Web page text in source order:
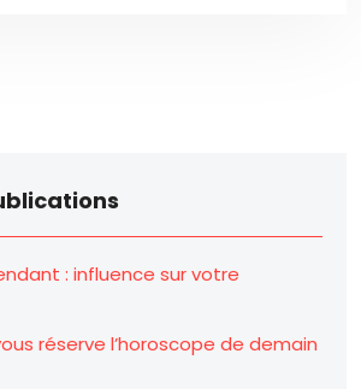
: influence sur votre
réserve l’horoscope de demain